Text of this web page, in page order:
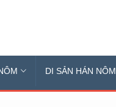
DI SẢN HÁN NÔM